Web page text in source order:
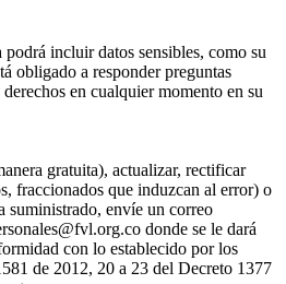
incluir datos sensibles, como su
obligado a responder preguntas
en cualquier momento en su
gratuita), actualizar, rectificar
fraccionados que induzcan al error) o
suministrado, envíe un correo
donde se le dará
con lo establecido por los
de 2012, 20 a 23 del Decreto 1377